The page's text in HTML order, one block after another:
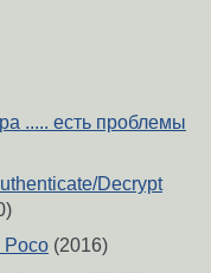
..... есть проблемы
Decrypt
Poco (2016)